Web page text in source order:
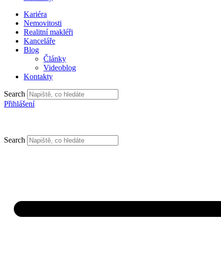
Kariéra
Nemovitosti
Realitní makléři
Kanceláře
Blog
Články
Videoblog
Kontakty
Search
Přihlášení
Search